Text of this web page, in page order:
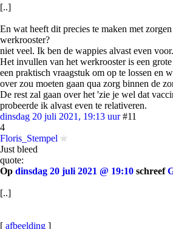
[..]
En wat heeft dit precies te maken met
werkrooster?
niet veel. Ik ben de wappies alvast even voor.
Het invullen van het werkrooster is een
een praktisch vraagstuk om op te lossen en
over zou moeten gaan qua zorg binnen de
De rest zal gaan over het 'zie je wel dat
probeerde ik alvast even te relativeren.
dinsdag 20 juli 2021, 19:13 uur #11
4
Floris_Stempel
Just bleed
quote:
Op dinsdag 20 juli 2021 @ 19:10 schreef
[..]
[ afbeelding ]